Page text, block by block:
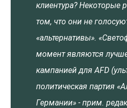
клиентура? Некоторые
том, что они не
«альтернативы».
момент являются
кампанией для AFD
политическая партия
Германии» - прим.